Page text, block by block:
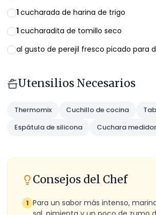
1 cucharada de harina de trigo
1 cucharadita de tomillo seco
al gusto de perejil fresco picado para
Utensilios Necesarios
Thermomix Cuchillo de cocina
Espátula de silicona
Cuchara
Consejos del Chef
1 Para un sabor más intenso,